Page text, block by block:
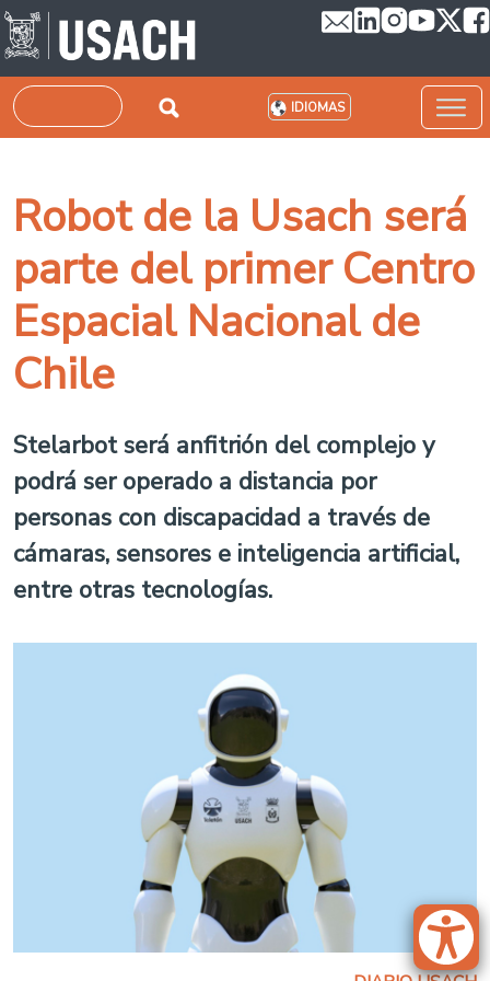
Pasar al contenido principal
Buscar IDIOMAS
Robot de la Usach será
parte del primer Centro
Espacial Nacional de
Chile
Stelarbot será anfitrión del complejo y
podrá ser operado a distancia por
personas con discapacidad a través de
cámaras, sensores e inteligencia artificial,
entre otras tecnologías.